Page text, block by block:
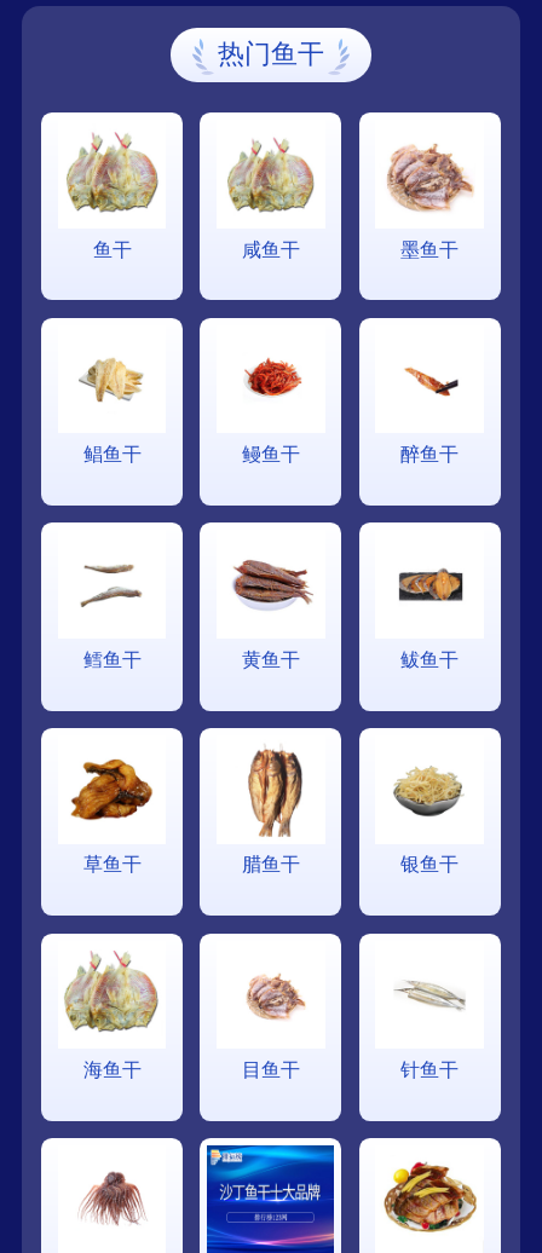
热门鱼干
鱼干 咸鱼干 墨鱼干
鲳鱼干 鳗鱼干 醉鱼干
鳕鱼干 黄鱼干 鲅鱼干
草鱼干 腊鱼干 银鱼干
海鱼干 目鱼干 针鱼干